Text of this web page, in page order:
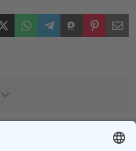
(Twitter)WhatsAppTelegramThreemaPinterestMail